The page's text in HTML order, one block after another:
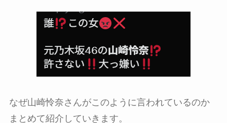
なぜ山崎怜奈さんがこのように言われているのか
まとめて紹介していきます。